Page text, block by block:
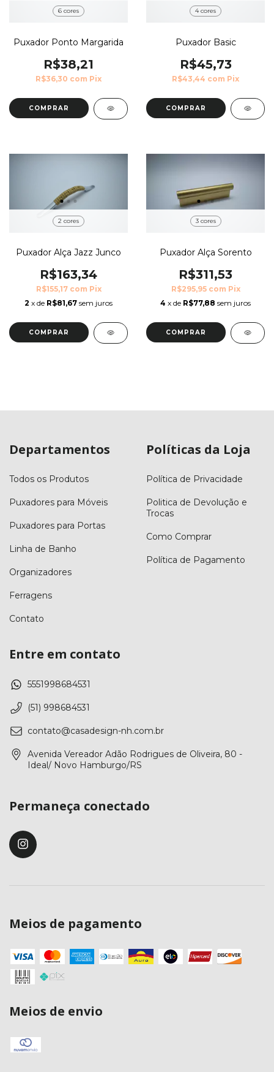
6 cores
Puxador Ponto Margarida
R$38,21
R$36,30 com Pix
COMPRAR
4 cores
Puxador Basic
R$45,73
R$43,44 com Pix
COMPRAR
2 cores
Puxador Alça Jazz Junco
R$163,34
R$155,17 com Pix
2 x de R$81,67 sem juros
COMPRAR
3 cores
Puxador Alça Sorento
R$311,53
R$295,95 com Pix
4 x de R$77,88 sem juros
COMPRAR
Departamentos
Todos os Produtos
Puxadores para Móveis
Puxadores para Portas
Linha de Banho
Organizadores
Ferragens
Contato
Políticas da Loja
Política de Privacidade
Politica de Devolução e
Trocas
Como Comprar
Política de Pagamento
Entre em contato
5551998684531
(51) 998684531
contato@casadesign-nh.com.br
Avenida Vereador Adão Rodrigues de Oliveira, 80 -
Ideal/ Novo Hamburgo/RS
Permaneça conectado
Meios de pagamento
Meios de envio